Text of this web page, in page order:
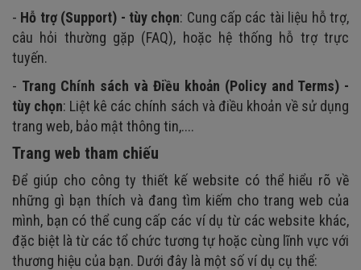
- Hỗ trợ (Support) - tùy chọn: Cung cấp các tài liệu hỗ trợ,
câu hỏi thường gặp (FAQ), hoặc hệ thống hỗ trợ trực
tuyến.
- Trang Chính sách và Điều khoản (Policy and Terms) -
tùy chọn: Liệt kê các chính sách và điều khoản về sử dụng
trang web, bảo mật thông tin,....
Trang web tham chiếu
Để giúp cho công ty thiết kế website có thể hiểu rõ về
những gì bạn thích và đang tìm kiếm cho trang web của
mình, bạn có thể cung cấp các ví dụ từ các website khác,
đặc biệt là từ các tổ chức tương tự hoặc cùng lĩnh vực với
thương hiệu của bạn. Dưới đây là một số ví dụ cụ thể: